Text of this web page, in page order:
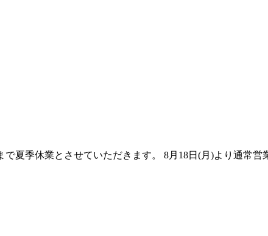
で夏季休業とさせていただきます。 8月18日(月)より通常